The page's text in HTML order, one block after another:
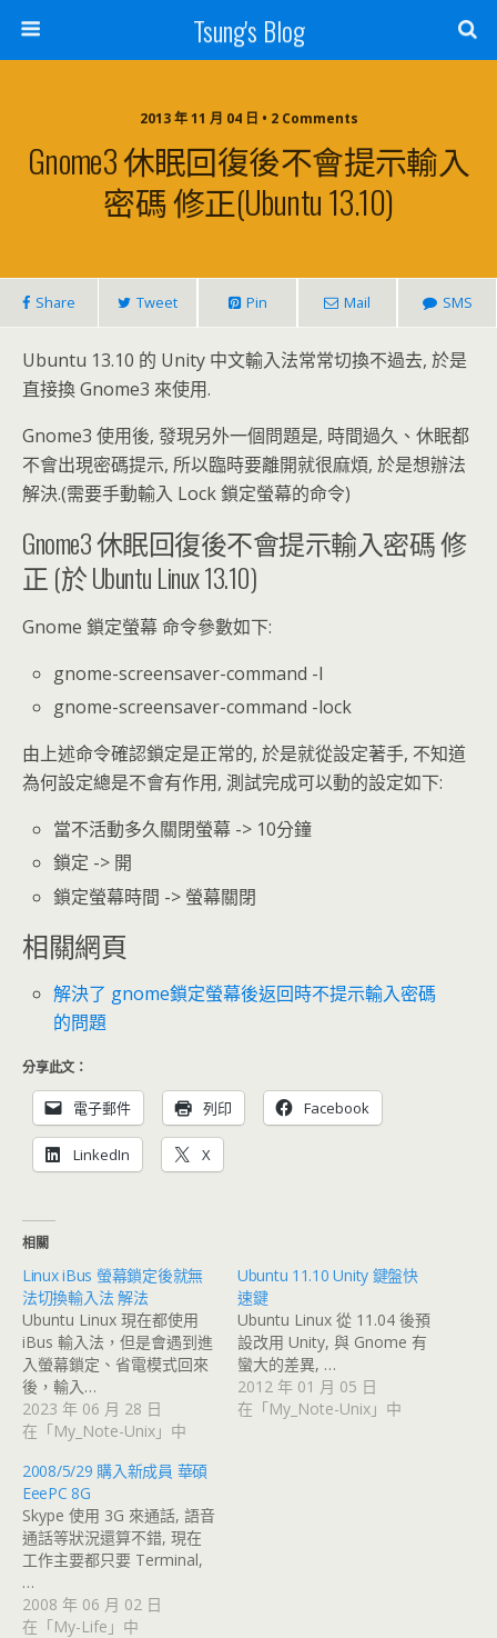
Tsung's Blog
2013 年 11 月 04 日 • 2 Comments
Gnome3 休眠回復後不會提示輸入
密碼 修正(Ubuntu 13.10)
Share Tweet Pin Mail SMS
Ubuntu 13.10 的 Unity 中文輸入法常常切換不過去, 於是
直接換 Gnome3 來使用.
Gnome3 使用後, 發現另外一個問題是, 時間過久、休眠都
不會出現密碼提示, 所以臨時要離開就很麻煩, 於是想辦法
解決.(需要手動輸入 Lock 鎖定螢幕的命令)
Gnome3 休眠回復後不會提示輸入密碼 修
正 (於 Ubuntu Linux 13.10)
Gnome 鎖定螢幕 命令參數如下:
gnome-screensaver-command -l
gnome-screensaver-command -lock
由上述命令確認鎖定是正常的, 於是就從設定著手, 不知道
為何設定總是不會有作用, 測試完成可以動的設定如下:
當不活動多久關閉螢幕 -> 10分鐘
鎖定 -> 開
鎖定螢幕時間 -> 螢幕關閉
相關網頁
解決了 gnome鎖定螢幕後返回時不提示輸入密碼
的問題
分享此文：
電子郵件 列印 Facebook
LinkedIn X
相關
Linux iBus 螢幕鎖定後就無
法切換輸入法 解法
Ubuntu Linux 現在都使用
iBus 輸入法，但是會遇到進
入螢幕鎖定、省電模式回來
後，輸入…
2023 年 06 月 28 日
在「My_Note-Unix」中
Ubuntu 11.10 Unity 鍵盤快
速鍵
Ubuntu Linux 從 11.04 後預
設改用 Unity, 與 Gnome 有
蠻大的差異, …
2012 年 01 月 05 日
在「My_Note-Unix」中
2008/5/29 購入新成員 華碩
EeePC 8G
Skype 使用 3G 來通話, 語音
通話等狀況還算不錯, 現在
工作主要都只要 Terminal,
…
2008 年 06 月 02 日
在「My-Life」中